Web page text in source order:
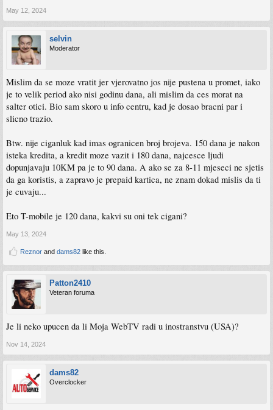
May 12, 2024
selvin
Moderator
Mislim da se moze vratit jer vjerovatno jos nije pustena u promet, iako
je to velik period ako nisi godinu dana, ali mislim da ces morat na
salter otici. Bio sam skoro u info centru, kad je dosao bracni par i
slicno trazio.
Btw. nije ciganluk kad imas ogranicen broj brojeva. 150 dana je nakon
isteka kredita, a kredit moze vazit i 180 dana, najcesce ljudi
dopunjavaju 10KM pa je to 90 dana. A ako se za 8-11 mjeseci ne sjetis
da ga koristis, a zapravo je prepaid kartica, ne znam dokad mislis da ti
je cuvaju...
Eto T-mobile je 120 dana, kakvi su oni tek cigani?
May 13, 2024
Reznor and dams82 like this.
Patton2410
Veteran foruma
Je li neko upucen da li Moja WebTV radi u inostranstvu (USA)?
Nov 14, 2024
dams82
Overclocker